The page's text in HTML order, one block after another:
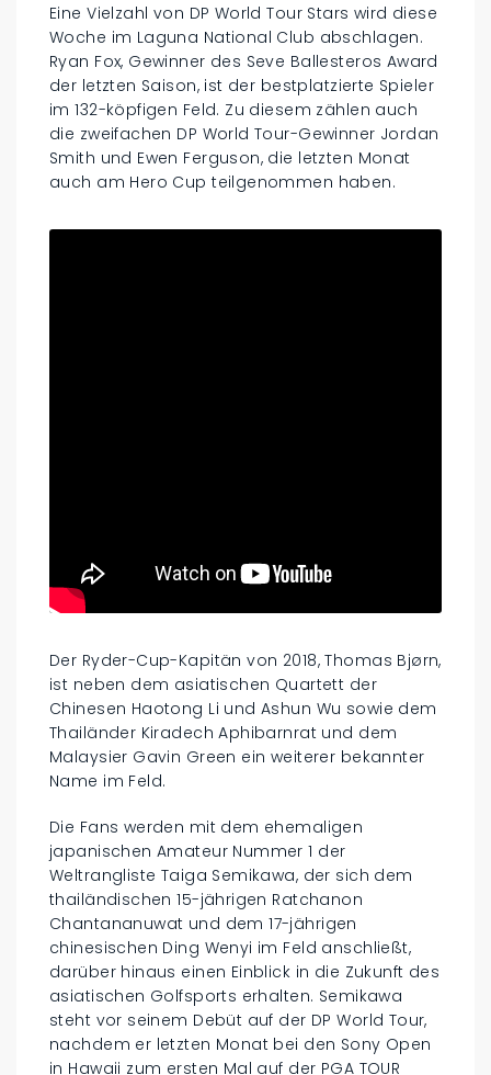
Eine Vielzahl von DP World Tour Stars wird diese
Woche im Laguna National Club abschlagen.
Ryan Fox, Gewinner des Seve Ballesteros Award
der letzten Saison, ist der bestplatzierte Spieler
im 132-köpfigen Feld. Zu diesem zählen auch
die zweifachen DP World Tour-Gewinner Jordan
Smith und Ewen Ferguson, die letzten Monat
auch am Hero Cup teilgenommen haben.
Der Ryder-Cup-Kapitän von 2018, Thomas Bjørn,
ist neben dem asiatischen Quartett der
Chinesen Haotong Li und Ashun Wu sowie dem
Thailänder Kiradech Aphibarnrat und dem
Malaysier Gavin Green ein weiterer bekannter
Name im Feld.
Die Fans werden mit dem ehemaligen
japanischen Amateur Nummer 1 der
Weltrangliste Taiga Semikawa, der sich dem
thailändischen 15-jährigen Ratchanon
Chantananuwat und dem 17-jährigen
chinesischen Ding Wenyi im Feld anschließt,
darüber hinaus einen Einblick in die Zukunft des
asiatischen Golfsports erhalten. Semikawa
steht vor seinem Debüt auf der DP World Tour,
nachdem er letzten Monat bei den Sony Open
in Hawaii zum ersten Mal auf der PGA TOUR